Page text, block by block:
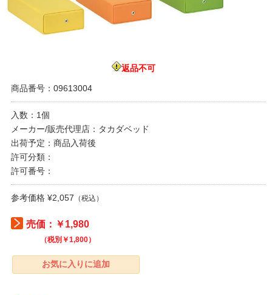
返品不可
商品番号：09613004
入数：1個
メーカー/販売代理店：タカダベッド
出荷予定：商品入荷後
許可分類：
許可番号：
参考価格 ¥2,057 （税込）
売価：￥1,980
（税別￥1,800）